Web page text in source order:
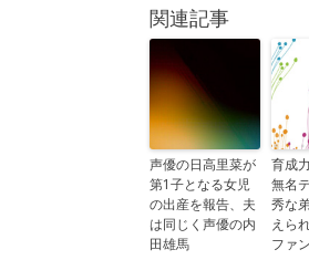
関連記事
声優の日高里菜が
第1子となる女児
の出産を報告、夫
は同じく声優の内
田雄馬
育成
無名
秀な
えら
ファ